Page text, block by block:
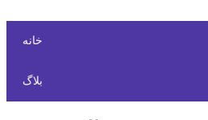
خانه
بلاگ